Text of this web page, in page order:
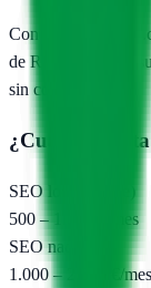
Con
de Reus
te envían
sin compromiso.
¿Cuánto
SEO local (pyme)
500 – 1.000 €/mes
SEO nacional
1.000 – 2.500 €/mes